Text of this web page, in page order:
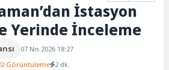
İstasyon
Yerinde İnceleme
07 Nis 2026 18:27
Görüntüleme 2 dk.